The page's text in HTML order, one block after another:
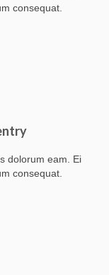
consequat.
dolorum eam. Ei
consequat.